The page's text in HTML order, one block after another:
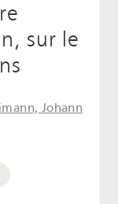
sur le
Johann